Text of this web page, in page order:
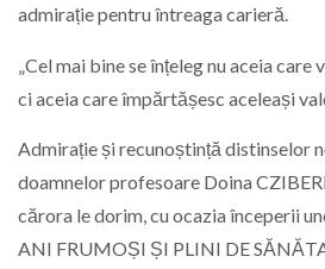
admirație pentru întreaga carieră.
„Cel mai bine se înțeleg nu aceia
ci aceia care împărtășesc aceleași
Admirație și recunoștință distinselor
doamnelor profesoare Doina
cărora le dorim, cu ocazia începerii
ANI FRUMOȘI ȘI PLINI DE